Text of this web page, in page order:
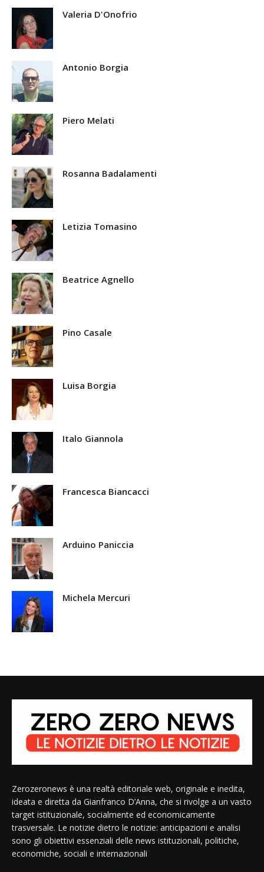
Valeria D'Onofrio
Antonio Borgia
Piero Melati
Rosanna Badalamenti
Letizia Tomasino
Beatrice Agnello
Pino Casale
Luisa Borgia
Italo Giannola
Francesca Biancacci
Arduino Paniccia
Michela Mercuri
Zerozeronews è una realtà editoriale web, originale e inedita,
ideata e diretta da Gianfranco D’Anna, che si rivolge a un vasto
target istituzionale, socialmente ed economicamente
trasversale. Le notizie dietro le notizie: anticipazioni e analisi
sono gli obiettivi essenziali delle news istituzionali, politiche,
economiche, sociali e internazionali